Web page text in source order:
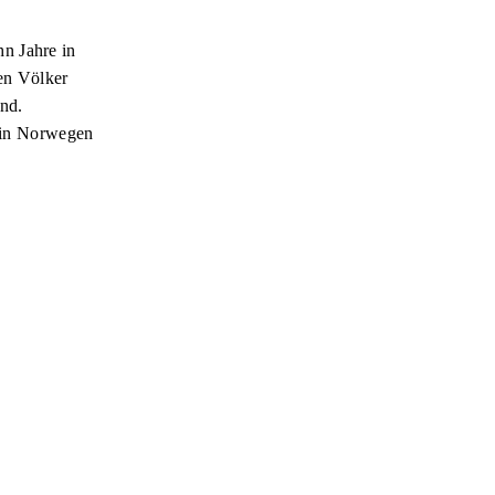
Jahre in
Völker
Norwegen